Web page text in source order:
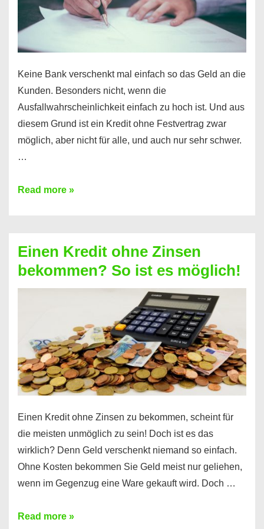
möglich!
Keine Bank verschenkt mal einfach so das Geld an die
Kunden. Besonders nicht, wenn die
Ausfallwahrscheinlichkeit einfach zu hoch ist. Und aus
diesem Grund ist ein Kredit ohne Festvertrag zwar
möglich, aber nicht für alle, und auch nur sehr schwer.
…
Ist
Festvertrag
für
jeden
erfahren
Sie
es
Read more »
Einen Kredit ohne Zinsen
bekommen? So ist es möglich!
Einen Kredit ohne Zinsen zu bekommen, scheint für
die meisten unmöglich zu sein! Doch ist es das
wirklich? Denn Geld verschenkt niemand so einfach.
Ohne Kosten bekommen Sie Geld meist nur geliehen,
wenn im Gegenzug eine Ware gekauft wird. Doch …
Einen
Read more »